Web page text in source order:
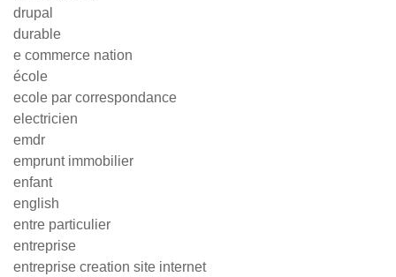
drupal
durable
e commerce nation
école
ecole par correspondance
electricien
emdr
emprunt immobilier
enfant
english
entre particulier
entreprise
entreprise creation site internet